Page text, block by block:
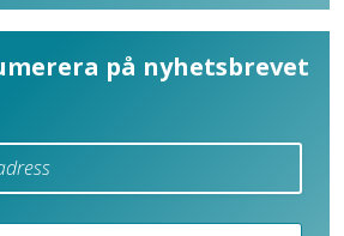
på nyhetsbrevet